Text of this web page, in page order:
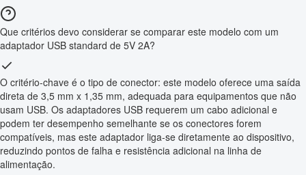
Que critérios devo considerar se comparar este modelo com um
adaptador USB standard de 5V 2A?
O critério-chave é o tipo de conector: este modelo oferece uma saída
direta de 3,5 mm x 1,35 mm, adequada para equipamentos que não
usam USB. Os adaptadores USB requerem um cabo adicional e
podem ter desempenho semelhante se os conectores forem
compatíveis, mas este adaptador liga-se diretamente ao dispositivo,
reduzindo pontos de falha e resistência adicional na linha de
alimentação.